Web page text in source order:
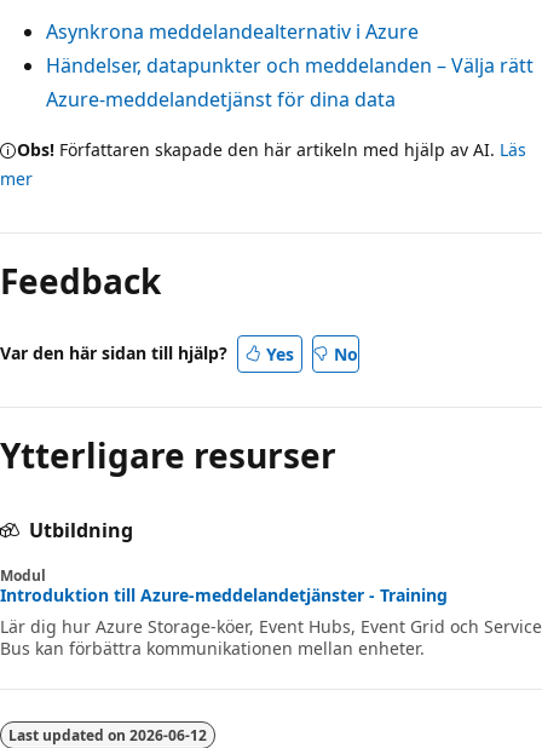
Asynkrona meddelandealternativ i Azure
Händelser, datapunkter och meddelanden – Välja rätt
Azure-meddelandetjänst för dina data
Obs! Författaren skapade den här artikeln med hjälp av AI. Läs
mer
Feedback
Var den här sidan till hjälp? Yes No
Ytterligare resurser
Utbildning
Modul
Introduktion till Azure-meddelandetjänster - Training
Lär dig hur Azure Storage-köer, Event Hubs, Event Grid och Service
Bus kan förbättra kommunikationen mellan enheter.
Last updated on 2026-06-12